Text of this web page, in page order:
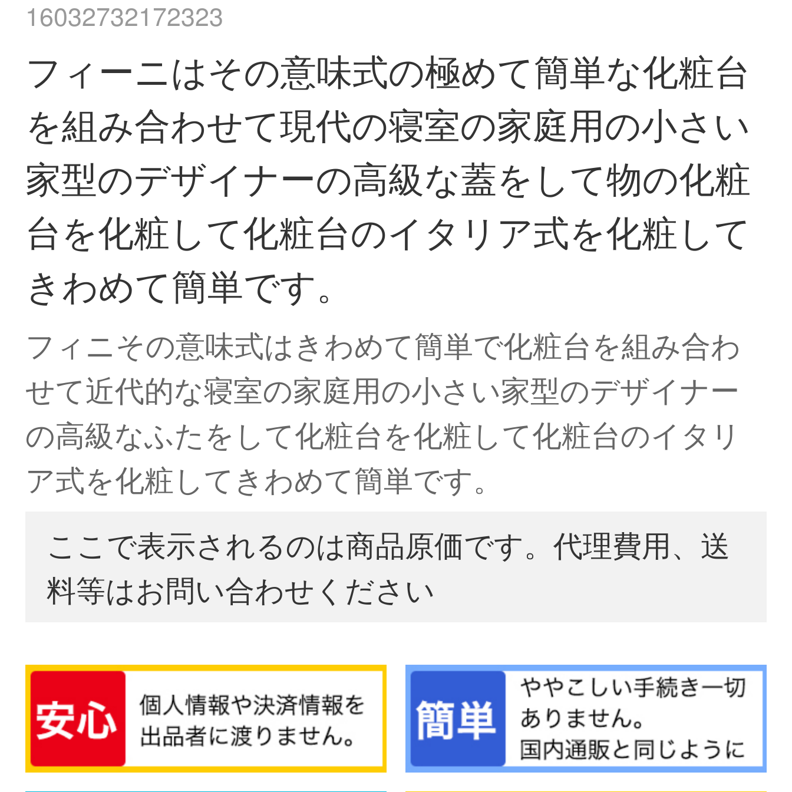
16032732172323
フィーニはその意味式の極めて簡単な化粧台
を組み合わせて現代の寝室の家庭用の小さい
家型のデザイナーの高級な蓋をして物の化粧
台を化粧して化粧台のイタリア式を化粧して
きわめて簡単です。
フィニその意味式はきわめて簡単で化粧台を組み合わ
せて近代的な寝室の家庭用の小さい家型のデザイナー
の高級なふたをして化粧台を化粧して化粧台のイタリ
ア式を化粧してきわめて簡単です。
ここで表示されるのは商品原価です。代理費用、送
料等はお問い合わせください